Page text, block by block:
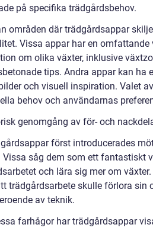
på specifika trädgårdsbehov.
områden där trädgårdsappar
Vissa appar har en
om olika växter, inklusive
tips. Andra appar kan ha
och visuell inspiration. Valet
behov och användarnas
genomgång av för- och
först introducerades
Vissa såg dem som ett fantastiskt
och lära sig mer om
trädgårdsarbete skulle förlora sin
av teknik.
farhågor har trädgårdsappar